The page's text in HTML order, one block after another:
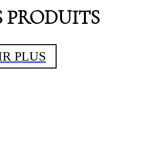
PRODUITS
PLUS